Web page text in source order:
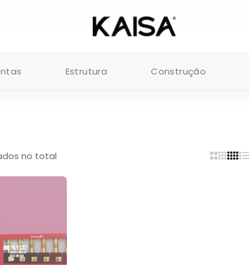
Estrutura Construção
no total